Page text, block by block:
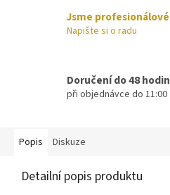
Jsme profesionálové
Napište si o radu
Doručení do 48 hodin
při objednávce do 11:00
Popis Diskuze
Detailní popis produktu